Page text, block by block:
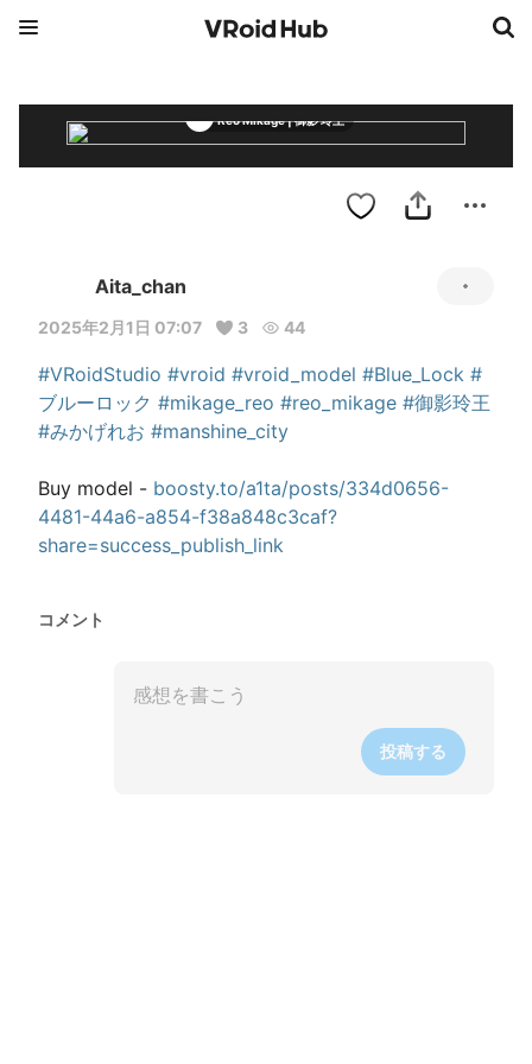
Reo Mikage | 御影 玲王
Aita_chan
2025年2月1日 07:07 3 44
#VRoidStudio #vroid #vroid_model #Blue_Lock #
ブルーロック #mikage_reo #reo_mikage #御影玲王
#みかげれお #manshine_city
Buy model - boosty.to/a1ta/posts/334d0656-
4481-44a6-a854-f38a848c3caf?
share=success_publish_link
コメント
投稿する